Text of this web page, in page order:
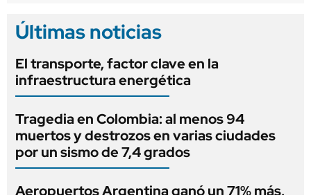
Últimas noticias
El transporte, factor clave en la
infraestructura energética
Tragedia en Colombia: al menos 94
muertos y destrozos en varias ciudades
por un sismo de 7,4 grados
Aeropuertos Argentina ganó un 71% más,